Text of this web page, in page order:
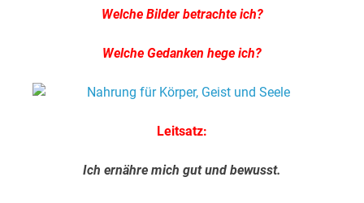
Welche Bilder betrachte ich?
Welche Gedanken hege ich?
Leitsatz:
Ich ernähre mich gut und bewusst.